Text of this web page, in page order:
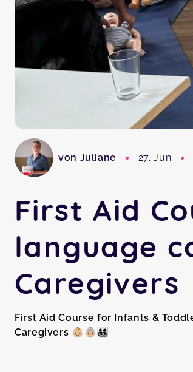
von Juliane 27. Jun
First Aid
language
Caregivers
First Aid Course for Infants &
Caregivers 👶🏼👵🏼👨‍👩‍👧‍👦